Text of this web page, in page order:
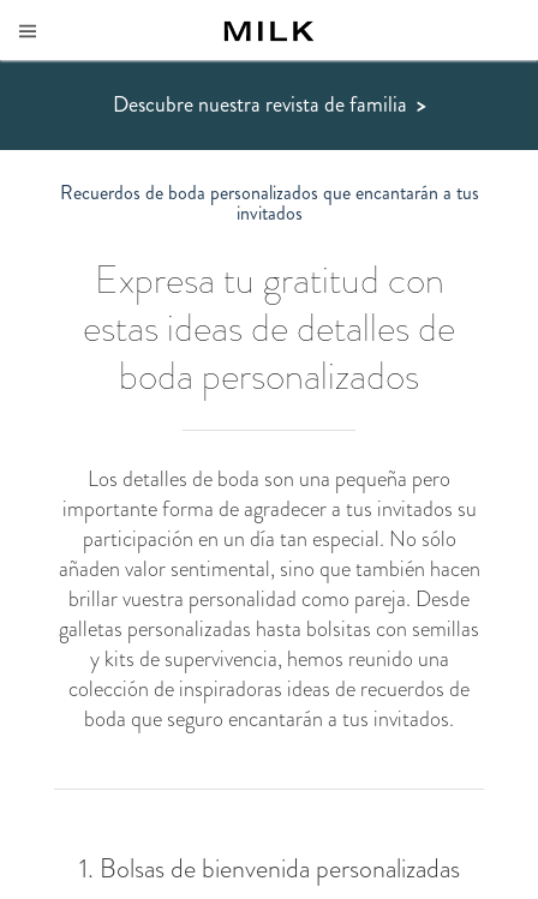
Descubre nuestra revista de familia >
Recuerdos de boda personalizados que encantarán a tus
invitados
Expresa tu gratitud con
estas ideas de detalles de
boda personalizados
Los detalles de boda son una pequeña pero
importante forma de agradecer a tus invitados su
participación en un día tan especial. No sólo
añaden valor sentimental, sino que también hacen
brillar vuestra personalidad como pareja. Desde
galletas personalizadas hasta bolsitas con semillas
y kits de supervivencia, hemos reunido una
colección de inspiradoras ideas de recuerdos de
boda que seguro encantarán a tus invitados.
1. Bolsas de bienvenida personalizadas